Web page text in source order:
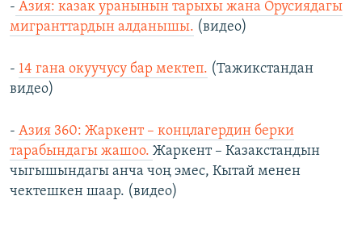
- Азия: казак уранынын тарыхы жана Орусиядагы
мигранттардын алданышы. (видео)
- 14 гана окуучусу бар мектеп. (Тажикстандан
видео)
- Азия 360: Жаркент – концлагердин берки
тарабындагы жашоо. Жаркент – Казакстандын
чыгышындагы анча чоң эмес, Кытай менен
чектешкен шаар. (видео)